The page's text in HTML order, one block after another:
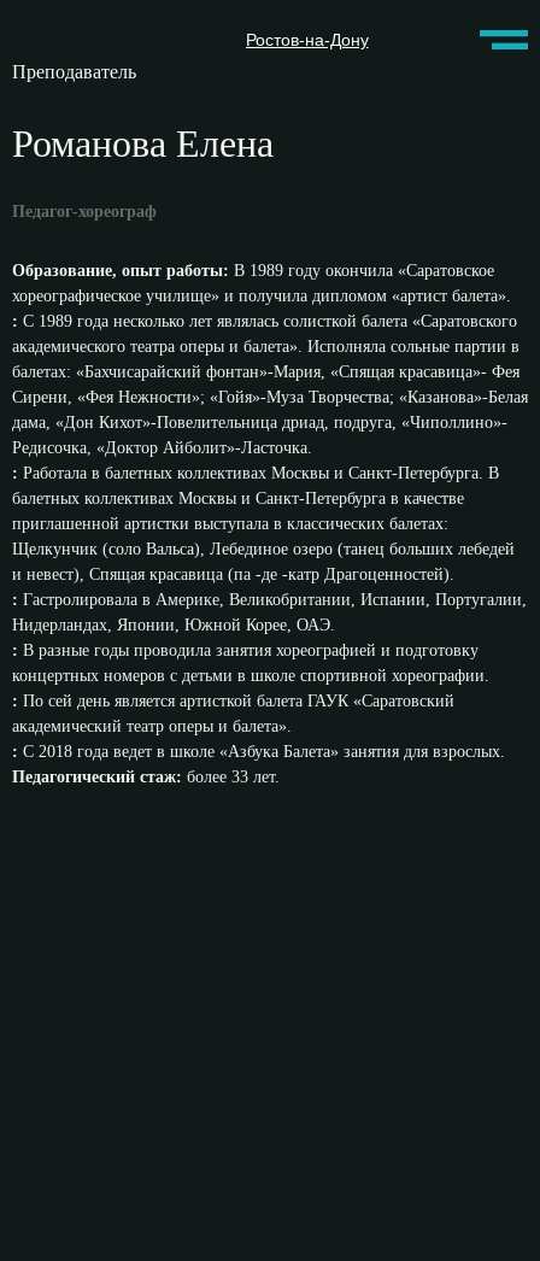
Ростов-на-Дону
Преподаватель
Романова Елена
Педагог-хореограф
Образование, опыт работы: В 1989 году окончила «Саратовское
хореографическое училище» и получила дипломом «артист балета».
: С 1989 года несколько лет являлась солисткой балета «Саратовского
академического театра оперы и балета». Исполняла сольные партии в
балетах: «Бахчисарайский фонтан»-Мария, «Спящая красавица»- Фея
Сирени, «Фея Нежности»; «Гойя»-Муза Творчества; «Казанова»-Белая
дама, «Дон Кихот»-Повелительница дриад, подруга, «Чиполлино»-
Редисочка, «Доктор Айболит»-Ласточка.
: Работала в балетных коллективах Москвы и Санкт-Петербурга. В
балетных коллективах Москвы и Санкт-Петербурга в качестве
приглашенной артистки выступала в классических балетах:
Щелкунчик (соло Вальса), Лебединое озеро (танец больших лебедей
и невест), Спящая красавица (па -де -катр Драгоценностей).
: Гастролировала в Америке, Великобритании, Испании, Португалии,
Нидерландах, Японии, Южной Корее, ОАЭ.
: В разные годы проводила занятия хореографией и подготовку
концертных номеров с детьми в школе спортивной хореографии.
: По сей день является артисткой балета ГАУК «Саратовский
академический театр оперы и балета».
: С 2018 года ведет в школе «Азбука Балета» занятия для взрослых.
Педагогический стаж: более 33 лет.